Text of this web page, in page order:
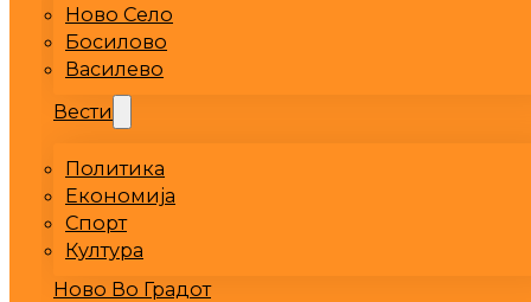
Ново Село
Босилово
Василево
Вести
Политика
Економија
Спорт
Култура
Ново Во Градот